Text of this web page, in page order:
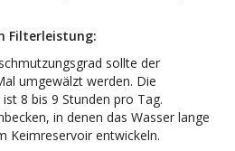
Filterleistung:
sollte der
umgewälzt werden. Die
8 bis 9 Stunden pro Tag.
in denen das Wasser lange
Keimreservoir entwickeln.